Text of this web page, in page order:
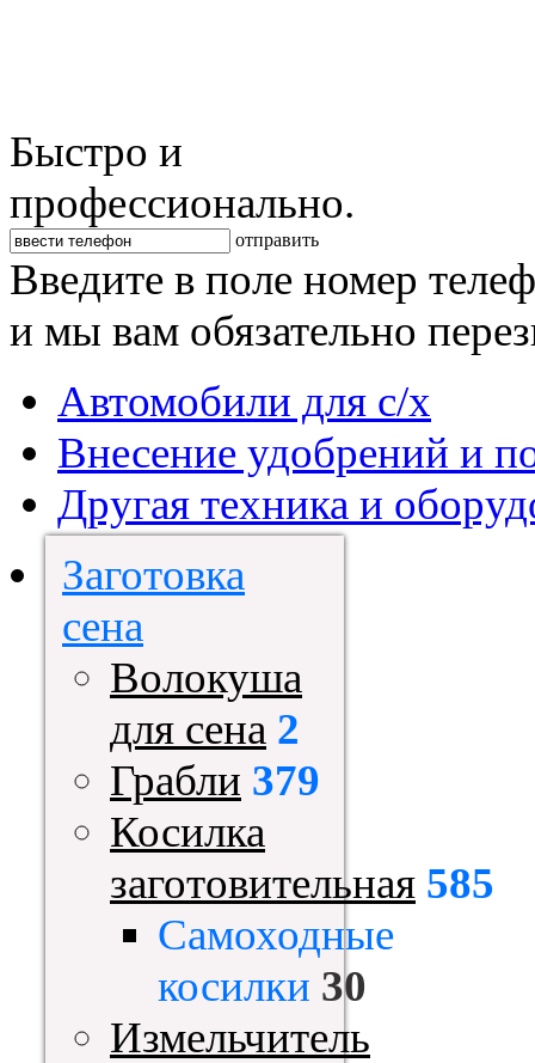
Быстро и
профессионально.
отправить
Введите в поле номер
и мы вам обязательно
Автомобили для с/х
Внесение удобрений и
Другая техника и
Заготовка
сена
Волокуша
для сена 2
Грабли 379
Косилка
заготовительная 585
Самоходные
косилки 30
Измельчитель